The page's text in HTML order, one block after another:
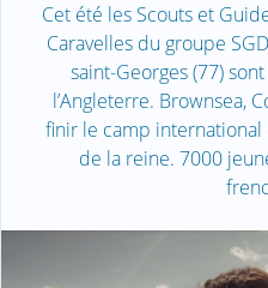
Cet été les Scouts et
Caravelles du groupe
saint-Georges (77)
l’Angleterre. Brownsea,
finir le camp international
de la reine. 7000